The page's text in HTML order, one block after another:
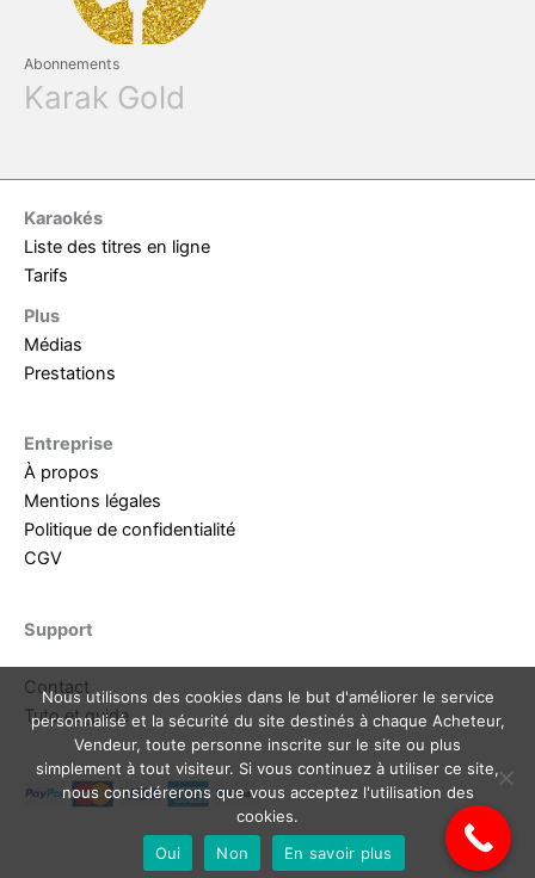
Abonnements
Karak Gold
Karaokés
Liste des titres en ligne
Tarifs
Plus
Médias
Prestations
Entreprise
À propos
Mentions légales
Politique de confidentialité
CGV
Support
Contact
Tuto et guide
Nous utilisons des cookies dans le but d'améliorer le service
personnalisé et la sécurité du site destinés à chaque Acheteur,
Vendeur, toute personne inscrite sur le site ou plus
simplement à tout visiteur. Si vous continuez à utiliser ce site,
nous considérerons que vous acceptez l'utilisation des
cookies.
Oui
Non En savoir plus